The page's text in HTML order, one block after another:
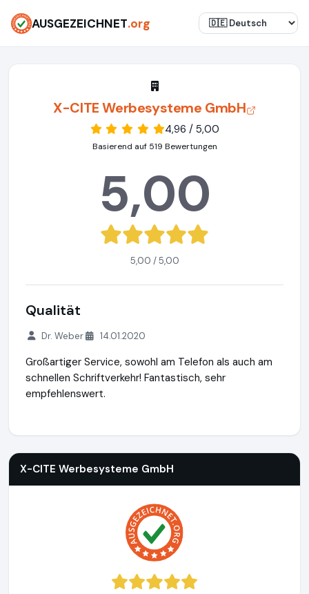
AUSGEZEICHNET.org
X-CITE Werbesysteme GmbH
4,96 / 5,00
Basierend auf 519 Bewertungen
5,00
5,00 / 5,00
Qualität
Dr. Weber 14.01.2020
Großartiger Service, sowohl am Telefon als auch am
schnellen Schriftverkehr! Fantastisch, sehr
empfehlenswert.
X-CITE Werbesysteme GmbH